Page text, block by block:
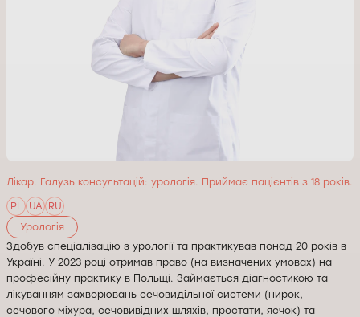
Лікар. Галузь консультацій: урологія. Приймає пацієнтів з 18 років.
PL UA
RU
Урологія
Здобув спеціалізацію з урології та практикував понад 20 років в
Україні. У 2023 році отримав право (на визначених умовах) на
професійну практику в Польщі. Займається діагностикою та
лікуванням захворювань сечовидільної системи (нирок,
сечового міхура, сечовивідних шляхів, простати, яєчок) та